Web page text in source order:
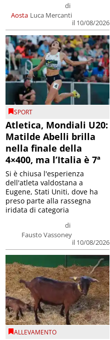
Aosta
di
Luca Mercanti
il 10/08/2026
SPORT
Atletica, Mondiali U20:
Matilde Abelli brilla
nella finale della
4×400, ma l’Italia è 7ª
di
Fausto Vassoney
il 10/08/2026
Si è chiusa l'esperienza
dell'atleta valdostana a
Eugene, Stati Uniti, dove ha
preso parte alla rassegna
iridata di categoria
ALLEVAMENTO